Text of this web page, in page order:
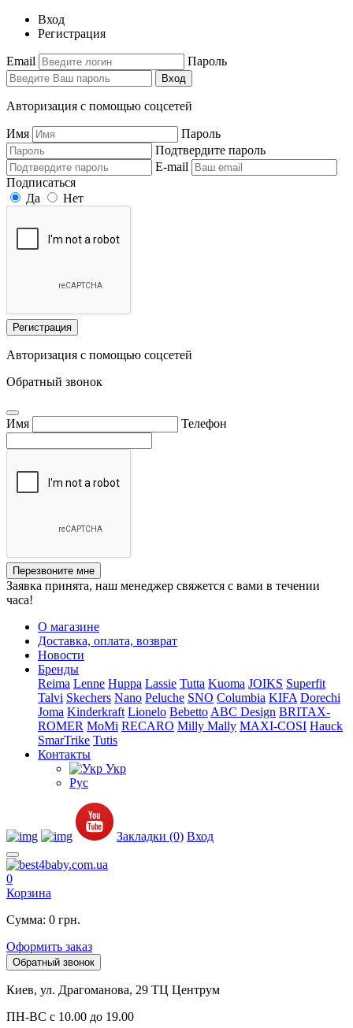
Вход
Регистрация
Email Пароль
Вход
Авторизация с помощью соцсетей
Имя
Пароль
Подтвердите пароль
E-mail
Подписаться
Да
Нет
Регистрация
Авторизация с помощью соцсетей
Обратный звонок
Имя Телефон
Перезвоните мне
Заявка принята, наш менеджер свяжется с вами в течении
часа!
О магазине
Доставка, оплата, возврат
Новости
Бренды
Reima Lenne Huppa Lassie Tutta Kuoma JOIKS Superfit
Talvi Skechers Nano Peluche SNO Columbia KIFA Dorechi
Joma Kinderkraft Lionelo Bebetto ABC Design BRITAX-
ROMER MoMi RECARO Milly Mally MAXI-COSI Hauck
SmarTrike Tutis
Контакты
Укр
Рус
Закладки (0) Вход
0
Корзина
Сумма: 0 грн.
Оформить заказ
Обратный звонок
Киев, ул. Драгоманова, 29 ТЦ Центрум
ПН-ВС с 10.00 до 19.00